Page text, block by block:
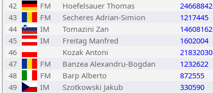
42
FM Hoefelsauer Thomas 24668842
43
FM Secheres Adrian-Simion 1217445
44
IM Tomazini Zan 14608162
45
IM Freitag Manfred 1602004
46
Kozak Antoni 21832030
47
FM Banzea Alexandru-Bogdan 1232622
48
FM Barp Alberto 872555
49
IM Szotkowski Jakub 330590